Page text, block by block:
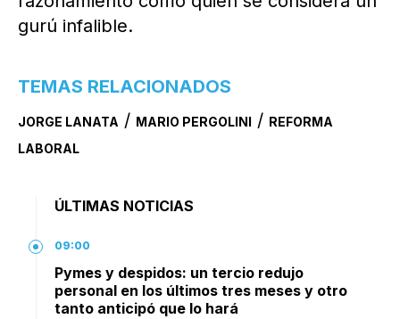
gurú infalible.
TEMAS RELACIONADOS
JORGE LANATA / MARIO PERGOLINI / REFORMA
LABORAL
ÚLTIMAS NOTICIAS
09:00
Pymes y despidos: un tercio redujo
personal en los últimos tres meses y otro
tanto anticipó que lo hará